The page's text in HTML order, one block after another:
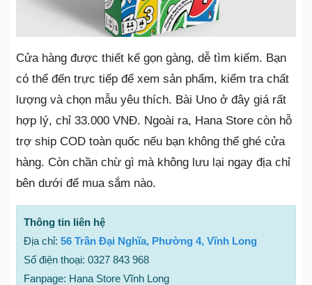
Cửa hàng được thiết kế gọn gàng, dễ tìm kiếm. Bạn
có thể đến trực tiếp để xem sản phẩm, kiểm tra chất
lượng và chọn mẫu yêu thích. Bài Uno ở đây giá rất
hợp lý, chỉ 33.000 VNĐ. Ngoài ra, Hana Store còn hỗ
trợ ship COD toàn quốc nếu bạn không thể ghé cửa
hàng. Còn chần chừ gì mà không lưu lại ngay địa chỉ
bên dưới để mua sắm nào.
Thông tin liên hệ
Địa chỉ: 56 Trần Đại Nghĩa, Phường 4, Vĩnh Long
Số điện thoại: 0327 843 968
Fanpage: Hana Store Vĩnh Long